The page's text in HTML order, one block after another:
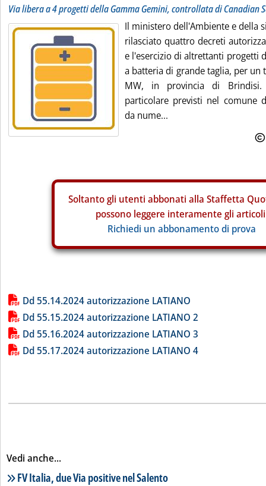
Via libera a 4 progetti della Gamma Gemini, controllata di Canadian
Il ministero dell'Ambiente e della
rilasciato quattro decreti
e l'esercizio di altrettanti progetti
a batteria di grande taglia, per
MW, in provincia di
particolare previsti nel comune
da nume...
Soltanto gli utenti abbonati alla Staffetta
possono leggere interamente gli
Richiedi un abbonamento di prova
Lista allegati PDF alla notizia
Dd 55.14.2024 autorizzazione LATIANO
Dd 55.15.2024 autorizzazione LATIANO 2
Dd 55.16.2024 autorizzazione LATIANO 3
Dd 55.17.2024 autorizzazione LATIANO 4
Vedi anche...
Lista notizie correlate
FV Italia, due Via positive nel Salento